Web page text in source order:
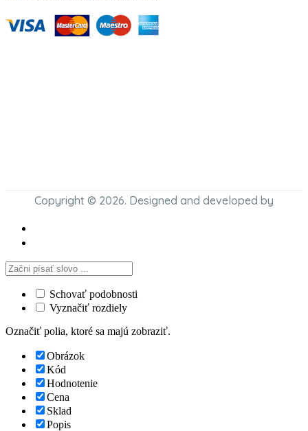
Copyright © 2026. Designed and developed by
Schovať podobnosti
Vyznačiť rozdiely
Označiť polia, ktoré sa majú zobraziť.
Obrázok
Kód
Hodnotenie
Cena
Sklad
Popis